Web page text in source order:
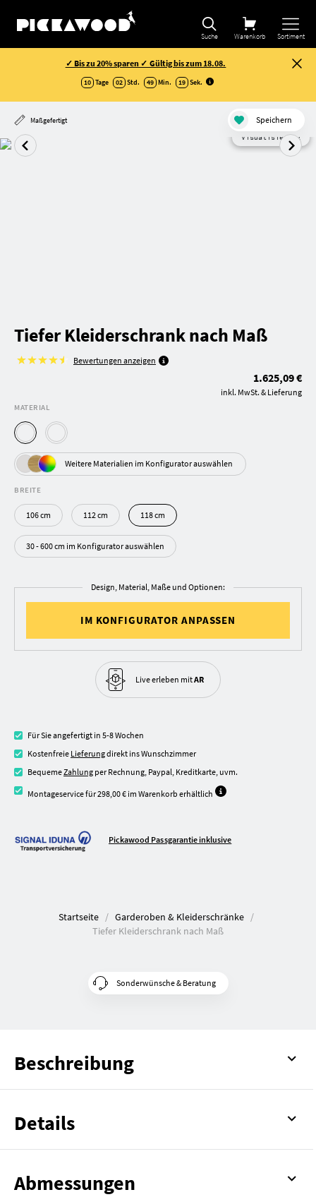
Suche Warenkorb Sortiment
✓ Bis zu 20% sparen ✓ Gültig bis zum 18.08.
10 Tage 02 Std. 49 Min. 18 Sek.
Maßgefertigt Speichern
Visualisierung
Tiefer Kleiderschrank nach Maß
Bewertungen anzeigen
1.625,09 €
inkl. MwSt. & Lieferung
MATERIAL
Weitere Materialien im Konfigurator auswählen
BREITE
106 cm 112 cm 118 cm
30 - 600 cm im Konfigurator auswählen
Design, Material, Maße und Optionen:
IM KONFIGURATOR ANPASSEN
Live erleben mitAR
Für Sie angefertigt in 5-8 Wochen
Kostenfreie Lieferungdirekt ins Wunschzimmer
BequemeZahlung per Rechnung, Paypal, Kreditkarte, uvm.
Montageservice für 298,00 € im Warenkorb erhältlich
Pickawood Passgarantie inklusive
Startseite
Garderoben & Kleiderschränke
Tiefer Kleiderschrank nach Maß
Sonderwünsche & Beratung
Beschreibung
Details
Abmessungen